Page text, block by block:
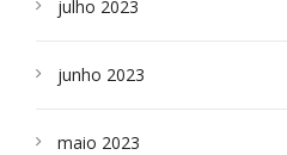
julho 2023
junho 2023
maio 2023